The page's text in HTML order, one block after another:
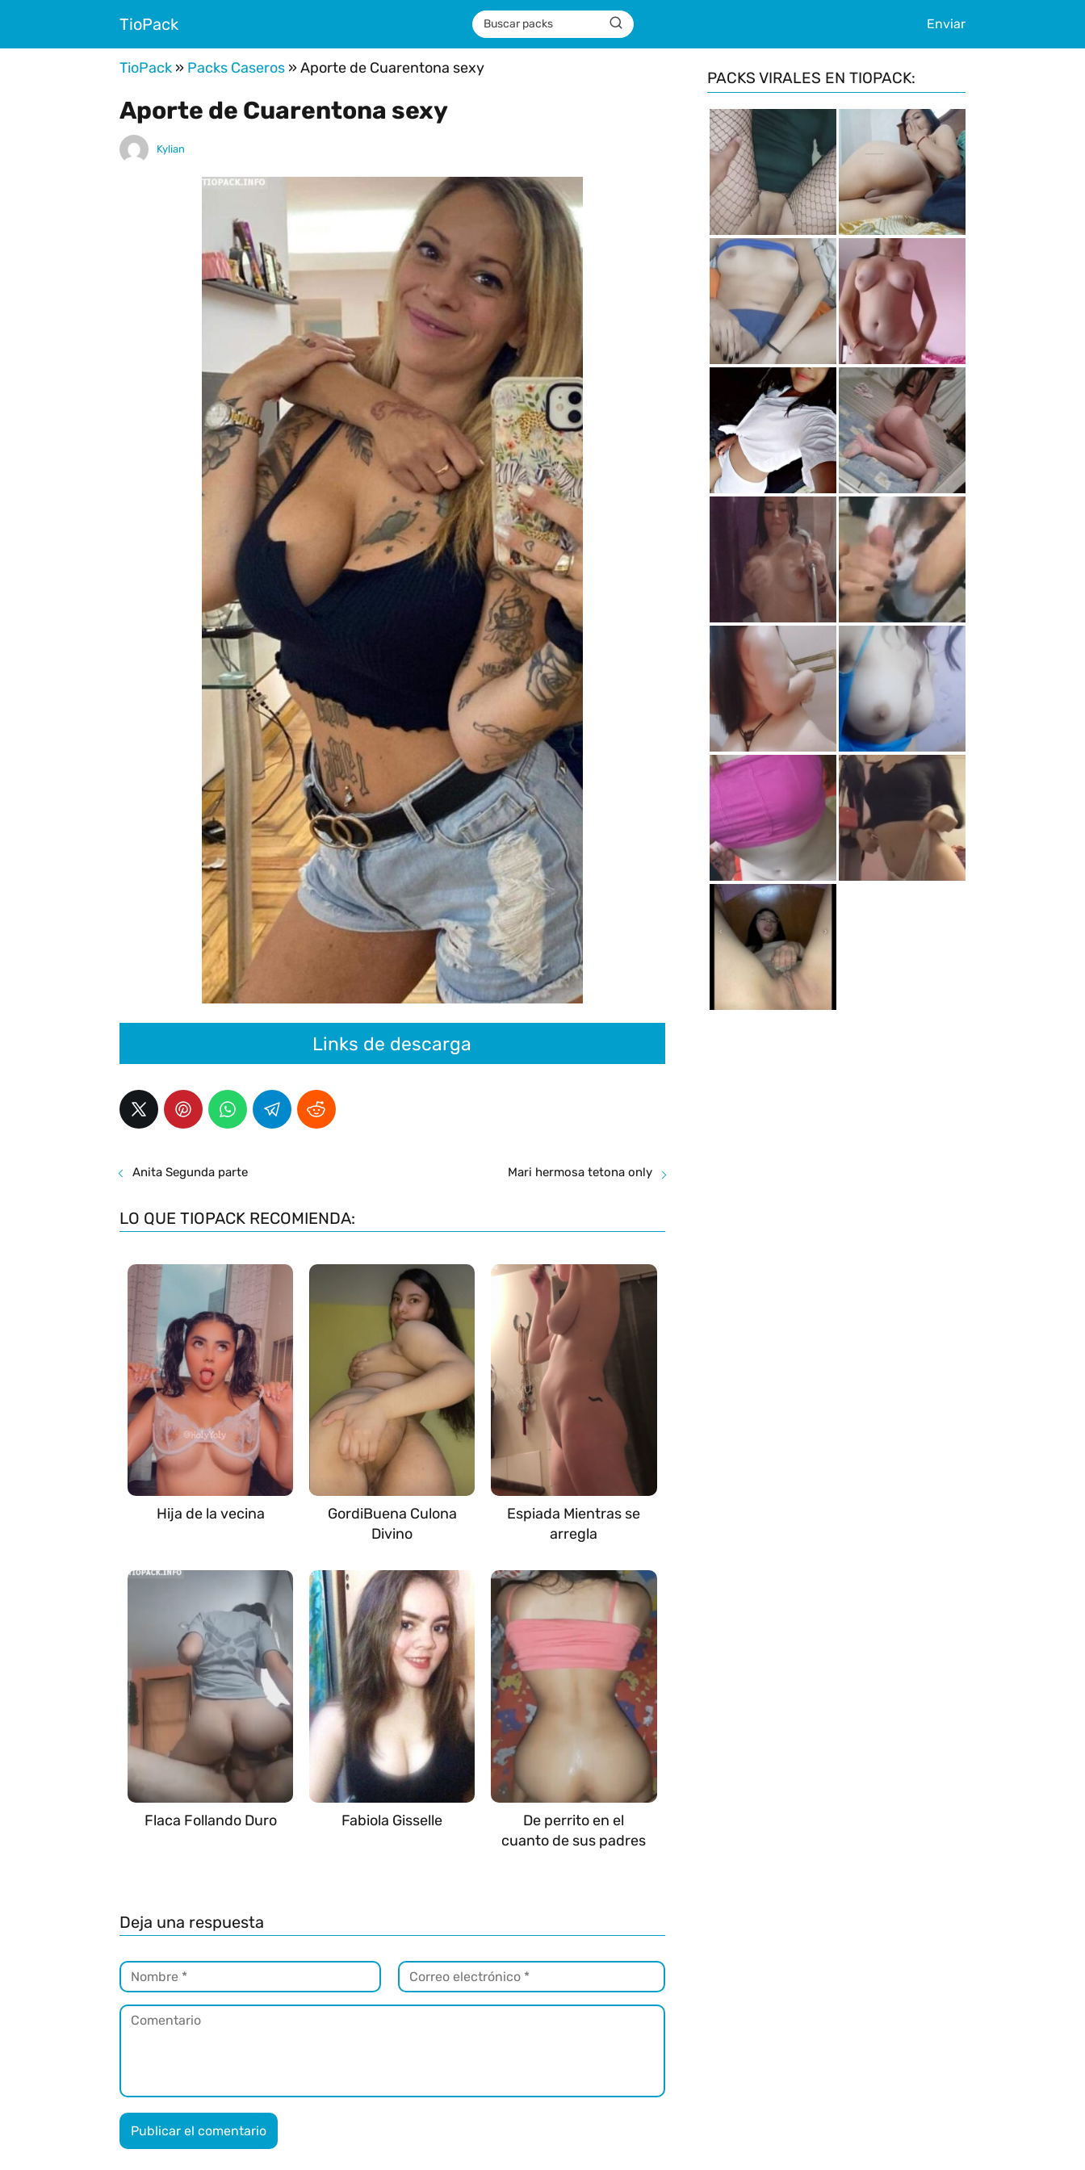
TioPack Enviar
TioPack » Packs Caseros »Aporte de Cuarentona sexy
Aporte de Cuarentona sexy
Kylian
Links de descarga
Anita Segunda parte Mari hermosa tetona only
LO QUE TIOPACK RECOMIENDA:
Hija de la vecina
GordiBuena Culona
Divino
Espiada Mientras se
arregla
Flaca Follando Duro Fabiola Gisselle
De perrito en el
cuanto de sus padres
Deja una respuesta
PACKS VIRALES EN TIOPACK: